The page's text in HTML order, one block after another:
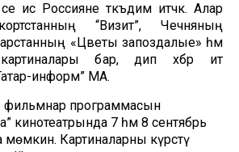
Россияне тәкъдим итәчәк. Алар
“Визит”, Чечняның
«Цветы запоздалые» һәм
бар, дип хәбәр итә
информ” МА.
программасын
кинотеатрында 7 һәм 8 сентябрь
мөмкин. Картиналарны күрсәтү